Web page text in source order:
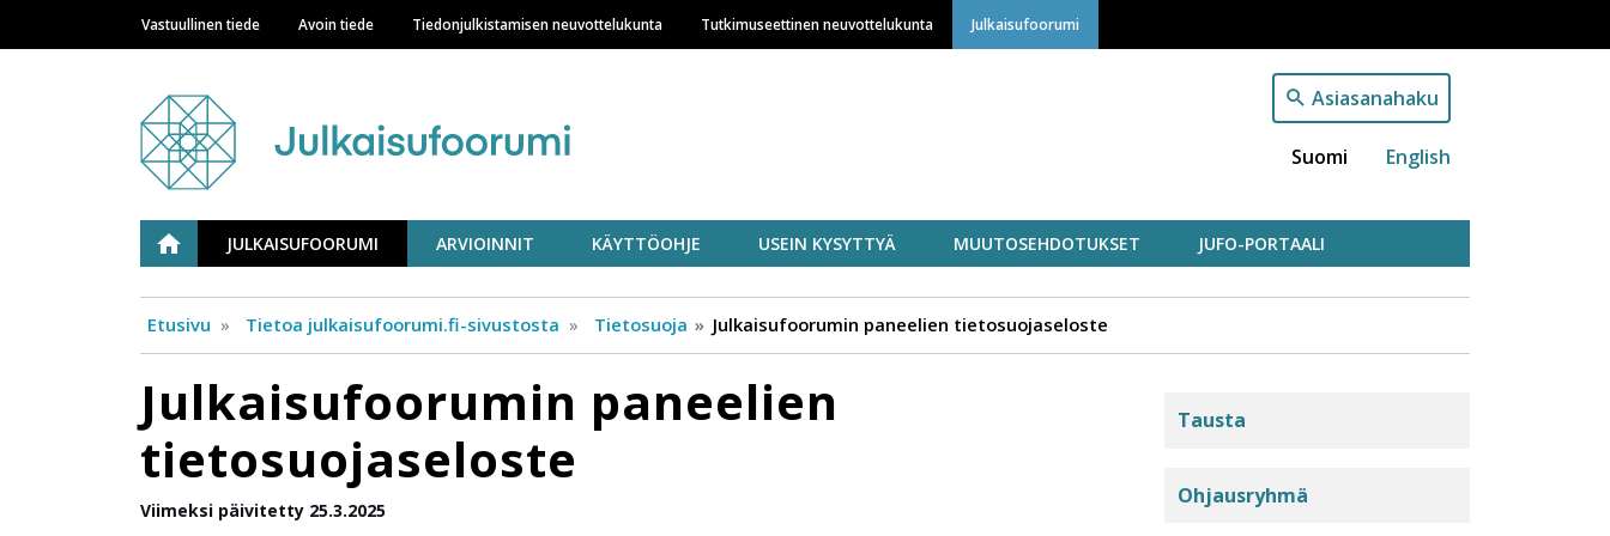
Hyppää
pääsisältöön
Main navigation
Vastuullinen tiede Avoin tiede Tiedonjulkistamisen neuvottelukunta Tutkimuseettinen neuvottelukunta Julkaisufoorumi
Asiasanahaku
Suomi English
Julkaisufoorumi
ETUSIVUJULKAISUFOORUMI ARVIOINNIT KÄYTTÖOHJE USEIN KYSYTTYÄ MUUTOSEHDOTUKSET JUFO-PORTAALI
Etusivu Tietoa julkaisufoorumi.fi-sivustosta Tietosuoja Julkaisufoorumin paneelien tietosuojaseloste
Julkaisufoorumin paneelien
tietosuojaseloste
Viimeksi päivitetty 25.3.2025
Tausta
Ohjausryhmä